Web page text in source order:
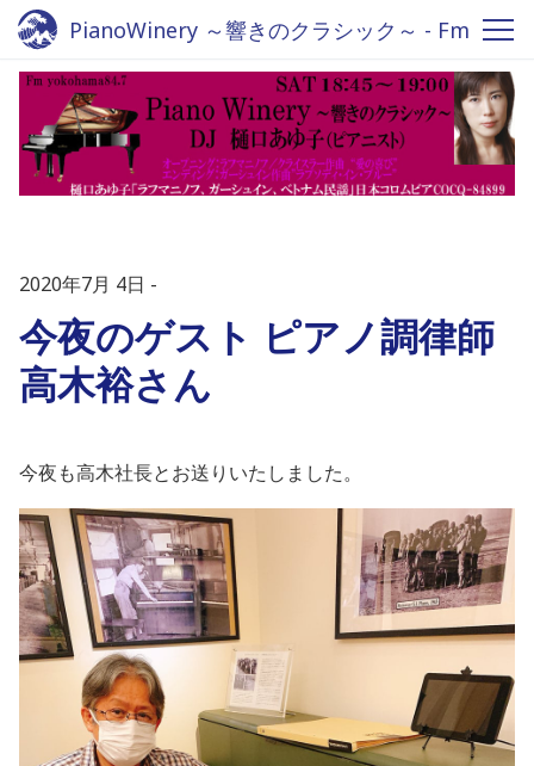
PianoWinery ～響きのクラシック～ - Fm
yokohama 84.7
2020年7月 4日
今夜のゲスト ピアノ調律師
高木裕さん
今夜も高木社長とお送りいたしました。